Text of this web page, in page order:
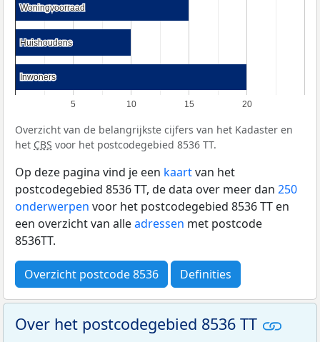
5 10 15 20
Woningvoorraad
Woningvoorraad
Huishoudens
Huishoudens
Inwoners
Inwoners
Overzicht van de belangrijkste cijfers van het Kadaster en
het CBS voor het postcodegebied 8536 TT.
Op deze pagina vind je een kaartvan het
postcodegebied 8536 TT, de data over meer dan 250
onderwerpen voor het postcodegebied 8536 TT en
een overzicht van alleadressen met postcode
8536TT.
Overzicht postcode 8536 Definities
Over het postcodegebied 8536 TT